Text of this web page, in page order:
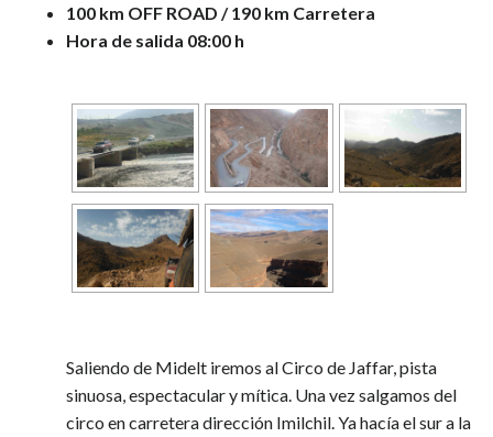
100 km OFF ROAD / 190 km Carretera
Hora de salida 08:00 h
Saliendo de Midelt iremos al Circo de Jaffar, pista
sinuosa, espectacular y mítica. Una vez salgamos del
circo en carretera dirección Imilchil. Ya hacía el sur a la